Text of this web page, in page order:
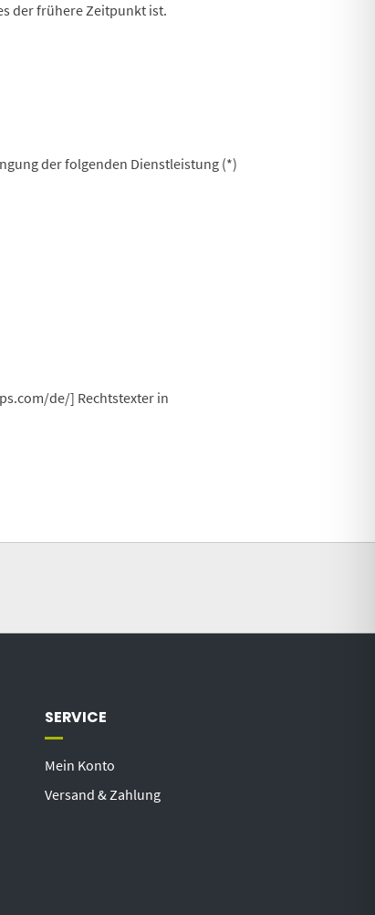
der frühere Zeitpunkt ist.
der folgenden Dienstleistung (*)
de/] Rechtstexter in
SERVICE
Mein Konto
Versand & Zahlung